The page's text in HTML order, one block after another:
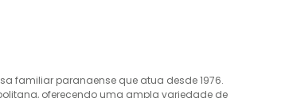
familiar paranaense que atua desde 1976.
oferecendo uma ampla variedade de